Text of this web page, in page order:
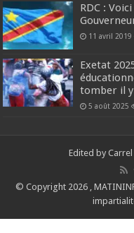
RDC :
11 avril 2019
Exetat
tomber il y
5 août 2025
Edited by
© Copyright 2026 ,